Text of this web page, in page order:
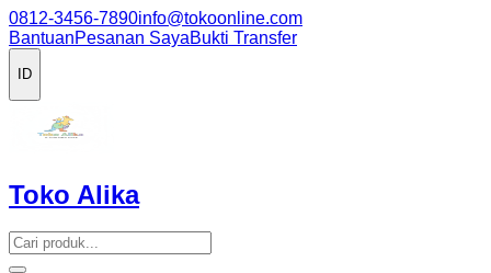
0812-3456-7890info@tokoonline.com
BantuanPesanan SayaBukti Transfer
ID
Toko Alika